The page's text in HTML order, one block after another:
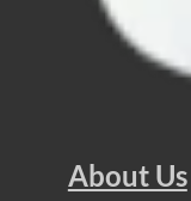
About Us